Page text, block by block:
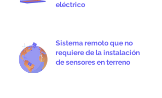
eléctrico
Sistema remoto que no
requiere de la instalación
de sensores en terreno